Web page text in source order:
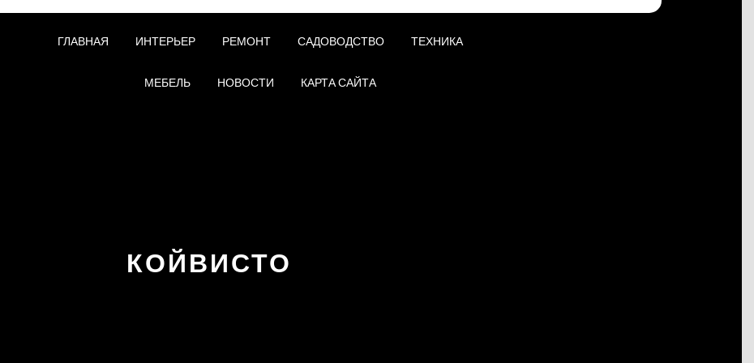
ГЛАВНАЯ ИНТЕРЬЕР РЕМОНТ САДОВОДСТВО ТЕХНИКА
МЕБЕЛЬ НОВОСТИ КАРТА САЙТА
КОЙВИСТО